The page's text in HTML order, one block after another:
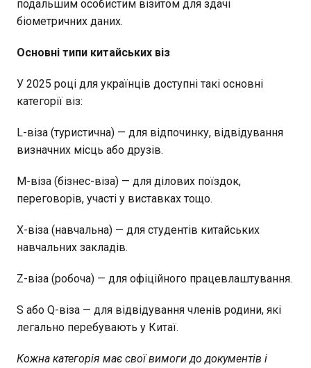
подальшим особистим візитом для здачі
біометричних даних.
Основні типи китайських віз
У 2025 році для українців доступні такі основні
категорії віз:
L-віза (туристична) — для відпочинку, відвідування
визначних місць або друзів.
M-віза (бізнес-віза) — для ділових поїздок,
переговорів, участі у виставках тощо.
X-віза (навчальна) — для студентів китайських
навчальних закладів.
Z-віза (робоча) — для офіційного працевлаштування.
S або Q-віза — для відвідування членів родини, які
легально перебувають у Китаї.
Кожна категорія має свої вимоги до документів і